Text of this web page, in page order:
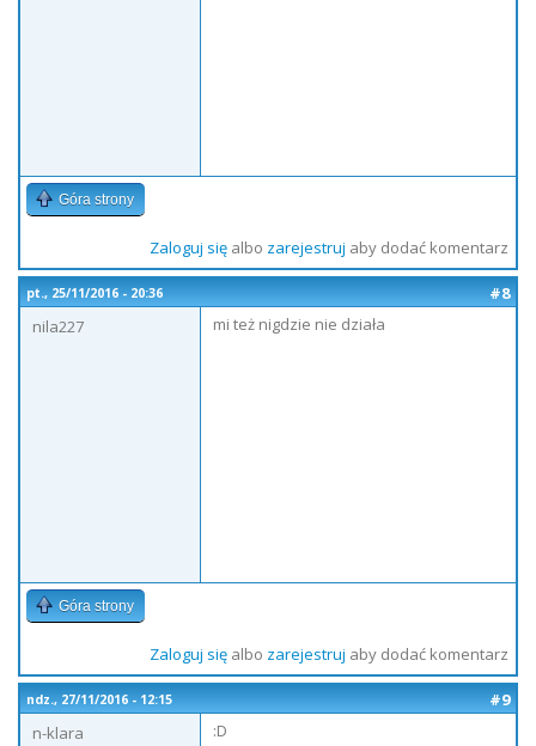
Góra strony
Zaloguj sięalbo zarejestruj aby dodać komentarz
pt., 25/11/2016 - 20:36
#8
nila227
mi też nigdzie nie działa
Góra strony
Zaloguj sięalbo zarejestruj aby dodać komentarz
ndz., 27/11/2016 - 12:15
#9
n-klara
:D